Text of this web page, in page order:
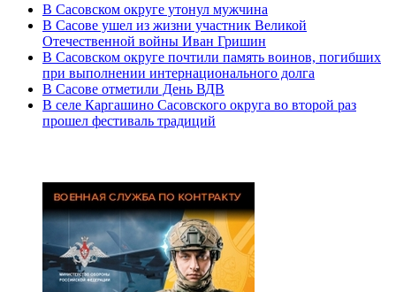
В Сасовском округе утонул мужчина
В Сасове ушел из жизни участник Великой
Отечественной войны Иван Гришин
В Сасовском округе почтили память воинов, погибших
при выполнении интернационального долга
В Сасове отметили День ВДВ
В селе Каргашино Сасовского округа во второй раз
прошел фестиваль традиций